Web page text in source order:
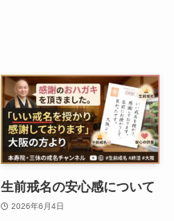
生前戒名の安心感について
2026年6月4日